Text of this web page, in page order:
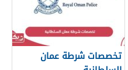
تخصصات شرطة عمان